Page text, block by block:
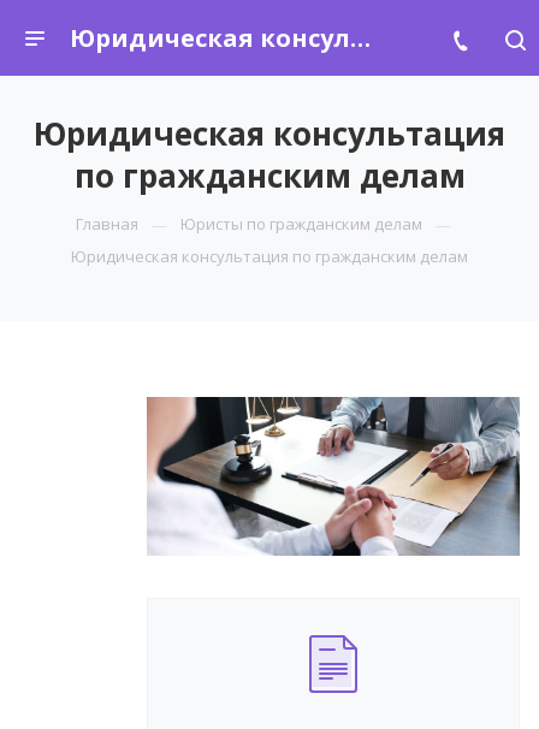
Юридическая консультация по гражданским делам
Юридическая консультация
по гражданским делам
Главная
Юристы по гражданским делам
Юридическая консультация по гражданским делам